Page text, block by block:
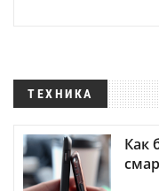
ТЕХНИКА
Как